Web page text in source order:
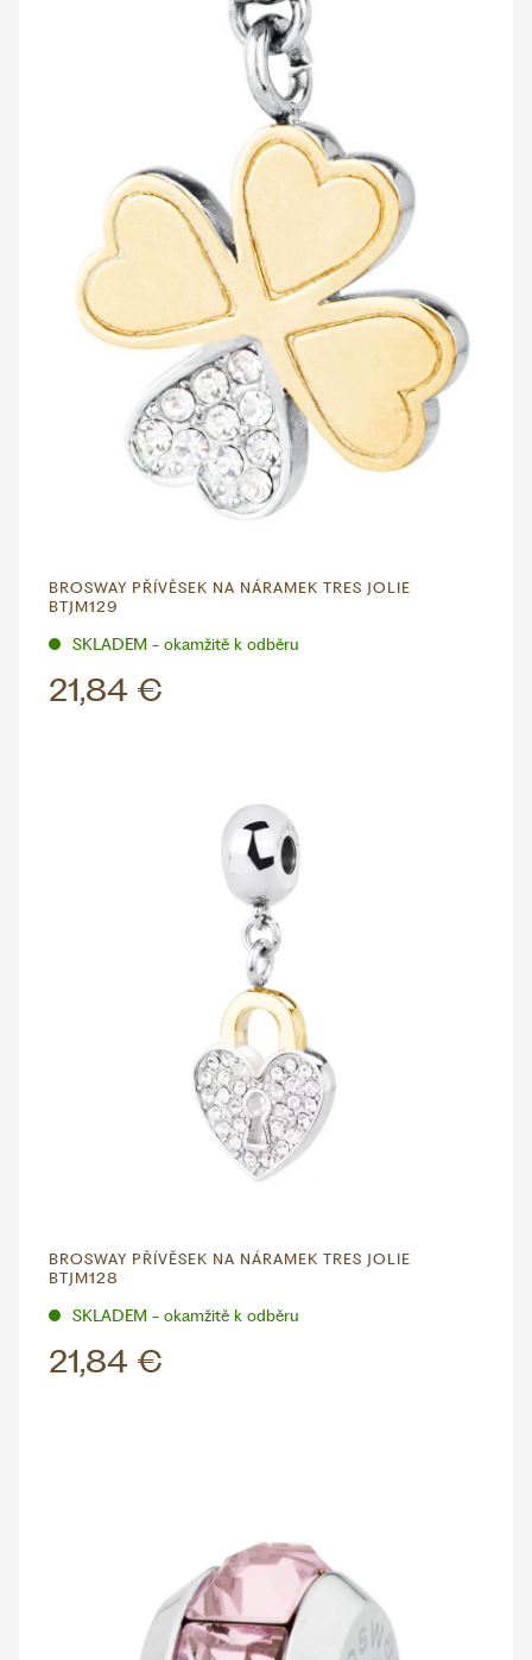
BROSWAY PŘÍVĚSEK NA NÁRAMEK TRES JOLIE
BTJM129
SKLADEM - okamžitě k odběru
21,84 €
BROSWAY PŘÍVĚSEK NA NÁRAMEK TRES JOLIE
BTJM128
SKLADEM - okamžitě k odběru
21,84 €